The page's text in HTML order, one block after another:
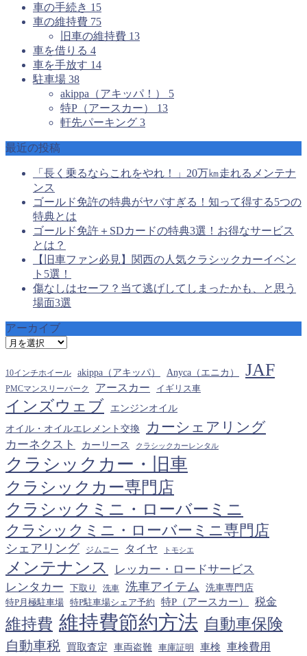
車の手続き 15
車の維持費 75
旧車の維持費 13
車を借りる 4
車を手放す 14
駐車場 38
akippa（アキッパ！） 5
特P（アースカー） 13
軒先パーキング 3
最近の投稿
「長く乗るならこれをやれ！」20万㎞走れるメンテナ
ンス
ゴールド免許の特典がヤバすぎる！知って得する5つの
特典とは
ゴールド免許＋SDカードの特典3選！お得なサービス
とは？
【旧車ファン必見】関西の人気クラシックカーイベン
ト5選！
傷なしはセーフ？当て逃げしてしまったかも、と思う
場面3選
アーカイブ
ア
カ
イ
ブ
10インチホイール akippa（アキッパ） Anyca（エニカ） JAF
PMCマンスリーパーク アースカー イギリス車
インズウェブ エンジンオイル
オイル・オイルエレメント交換 カーシェアリング
カーネクスト カーリース クラシックカーレンタル
クラシックカー・旧車
クラシックカー専門店
クラシックミニ・ローバーミニ
クラシックミニ・ローバーミニ専門店
シェアリング ジムニー タイヤ トモシエ
メンテナンス
レッカー・ロードサービス
レンタカー
下取り 洗車 洗車アイテム
洗車専門店
特P月極駐車場
特P駐車場シェア予約 特P（アースカー） 税金
維持費 維持費節約方法 自動車保険
自動車税 買取査定 車両盗難 車庫証明 車検 車検費用